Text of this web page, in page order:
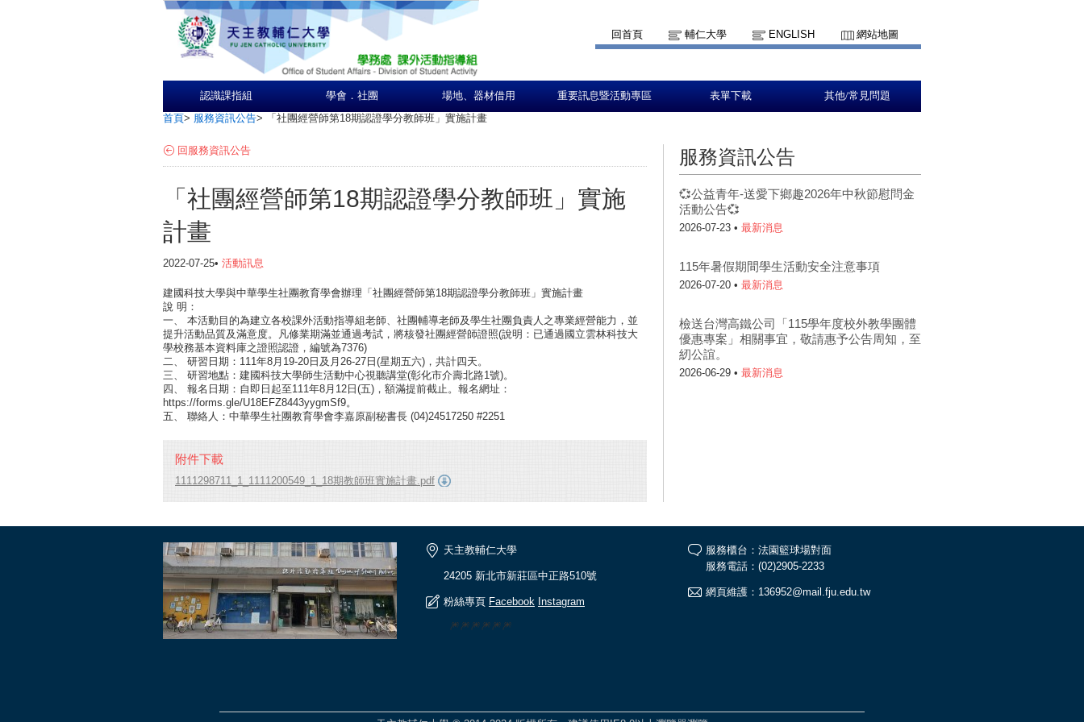
回首頁 輔仁大學 ENGLISH 網站地圖
認識課指組 學會．社團 場地、器材借用 重要訊息暨活動專區 表單下載 其他/常見問題
首頁> 服務資訊公告> 「社團經營師第18期認證學分教師班」實施計畫
回服務資訊公告
「社團經營師第18期認證學分教師班」實施
計畫
2022-07-25• 活動訊息
建國科技大學與中華學生社團教育學會辦理「社團經營師第18期認證學分教師班」實施計畫
說 明：
一、 本活動目的為建立各校課外活動指導組老師、社團輔導老師及學生社團負責人之專業經營能力，並
提升活動品質及滿意度。凡修業期滿並通過考試，將核發社團經營師證照(說明：已通過國立雲林科技大
學校務基本資料庫之證照認證，編號為7376)
二、 研習日期：111年8月19-20日及月26-27日(星期五六)，共計四天。
三、 研習地點：建國科技大學師生活動中心視聽講堂(彰化市介壽北路1號)。
四、 報名日期：自即日起至111年8月12日(五)，額滿提前截止。報名網址：
https://forms.gle/U18EFZ8443yygmSf9。
五、 聯絡人：中華學生社團教育學會李嘉原副秘書長 (04)24517250 #2251
附件下載
1111298711_1_1111200549_1_18期教師班實施計畫.pdf
服務資訊公告
💞公益青年-送愛下鄉趣2026年中秋節慰問金
活動公告💞
2026-07-23 • 最新消息
115年暑假期間學生活動安全注意事項
2026-07-20 • 最新消息
檢送台灣高鐵公司「115學年度校外教學團體
優惠專案」相關事宜，敬請惠予公告周知，至
紉公誼。
2026-06-29 • 最新消息
天主教輔仁大學
24205 新北市新莊區中正路510號
粉絲專頁 Facebook Instagram
🎆🎆🎆🎆🎆🎆
服務櫃台：法園籃球場對面
服務電話：(02)2905-2233
網頁維護：136952@mail.fju.edu.tw